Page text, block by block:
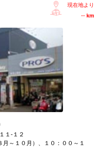
現在地より
-- km
１-１２
月～１０月）、１０：００～１